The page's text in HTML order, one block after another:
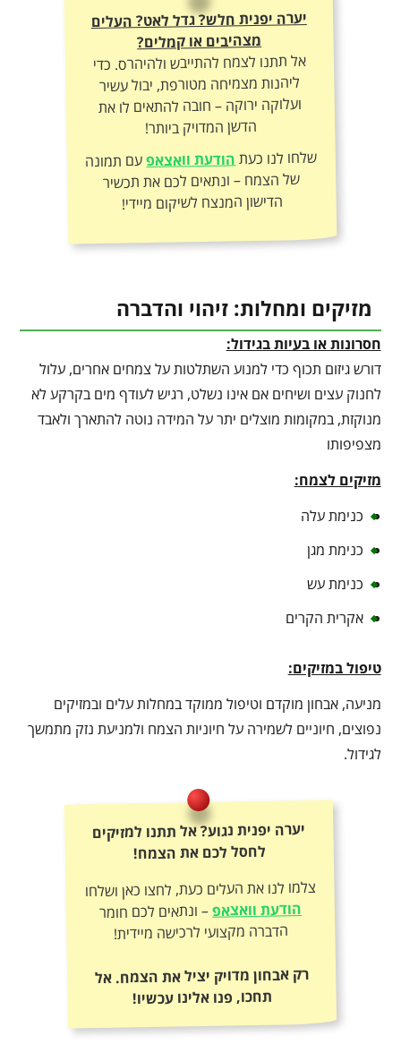
יערה יפנית חלש? גדל לאט? העלים
מצהיבים או קמלים?
אל תתנו לצמח להתייבש ולהיהרס. כדי
ליהנות מצמיחה מטורפת, יבול עשיר
ועלוקה ירוקה – חובה להתאים לו את
הדשן המדויק ביותר!
שלחו לנו כעתהודעת וואצאפעם תמונה
של הצמח – ונתאים לכם את תכשיר
הדישון המנצח לשיקום מיידי!
מזיקים ומחלות: זיהוי והדברה
חסרונות או בעיות בגידול:
דורש גיזום תכוף כדי למנוע השתלטות על צמחים אחרים, עלול
לחנוק עצים ושיחים אם אינו נשלט, רגיש לעודף מים בקרקע לא
מנוקזת, במקומות מוצלים יתר על המידה נוטה להתארך ולאבד
מצפיפותו
מזיקים לצמח:
כנימת עלה
כנימת מגן
כנימת עש
אקרית הקרים
טיפול במזיקים:
מניעה, אבחון מוקדם וטיפול ממוקד במחלות עלים ובמזיקים
נפוצים, חיוניים לשמירה על חיוניות הצמח ולמניעת נזק מתמשך
לגידול.
יערה יפנית נגוע? אל תתנו למזיקים
לחסל לכם את הצמח!
צלמו לנו את העלים כעת, לחצו כאן ושלחו
הודעת וואצאפ– ונתאים לכם חומר
הדברה מקצועי לרכישה מיידית!
רק אבחון מדויק יציל את הצמח. אל
תחכו, פנו אלינו עכשיו!